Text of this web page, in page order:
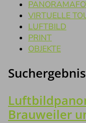
VIRTUELLE
LUFTBILD
PRINT
OBJEKTE
Brauweiler